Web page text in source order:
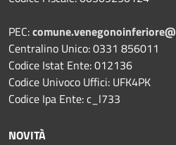
PEC:
Centralino Unico: 0331 856011
Codice Istat Ente: 012136
Codice Univoco Uffici: UFK4PK
Codice Ipa Ente: c_l733
NOVITÀ